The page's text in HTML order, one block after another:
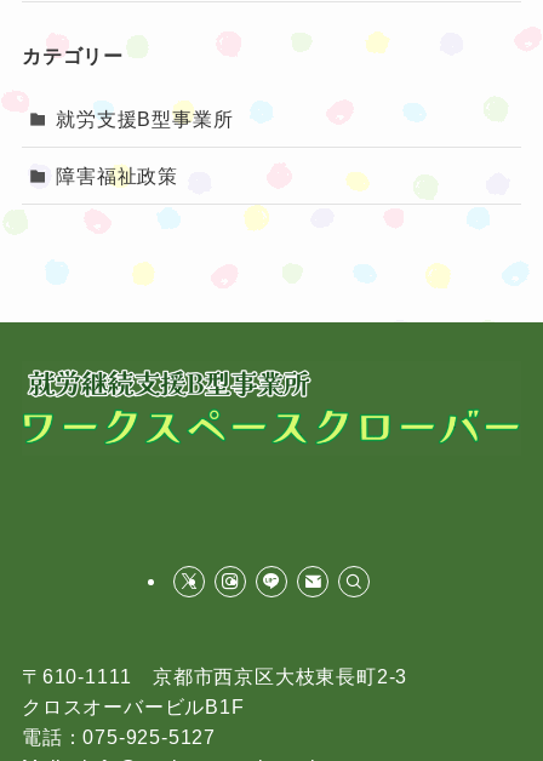
カテゴリー
就労支援B型事業所
障害福祉政策
〒610-1111 京都市西京区大枝東長町2-3
クロスオーバービルB1F
電話：075-925-5127